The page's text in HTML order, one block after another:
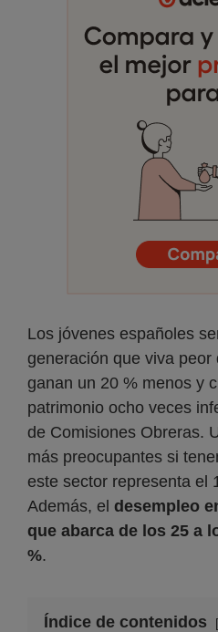
Los jóvenes españoles
generación que viva peor
ganan un 20 % menos y
patrimonio ocho veces
de Comisiones Obreras.
más preocupantes si
este sector representa el
Además, el desempleo
que abarca de los 25 a
%.
Índice de contenidos